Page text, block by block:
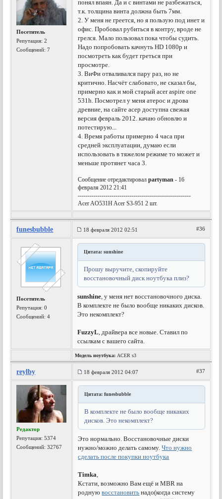
Посетитель
Репутация:2
Сообщений: 7
понял впаян. Да и с винтами не разбежаться,
т.к. толщина винта должна быть 7мм.
2. У меня не греется, но я пользую под инет и
офис. Пробовал рубиться в контру, вроде не
грелся. Мало пользовал пока чтобы судить.
Надо попробовать качнуть HD 1080p и
посмотреть как будет греться при
просмотре.
3. ВиФи отваливался пару раз, но не
критично. Насчёт слабовато, не сказал бы,
примерно как и мой старый acer aspire one
531h. Посмотрел у меня атерос и дрова
древние, на сайте асер доступна свежая
версия февраль 2012. качаю обновлю и
потестирую...
4. Время работы примерно 4 часа при
средней эксплуатации, думаю если
использовать в тяжелом режиме то может и
меньше протянет часа 3.
Сообщение отредактировалpartyman - 16
февраля 2012 21:41
---------------------------------------------------------
Acer AO531H Acer S3-951 2 шт.
funesbubble 18 февраля 2012 02:51 #36
Посетитель
Репутация:0
Сообщений: 4
Цитата: sunshine
Прошу выручите, скопируйте
восстановочный диск ноутбука плиз?
sunshine, у меня нет восстановочного диска.
В комплекте не было вообще никаких дисков.
Это некомплект?
FuzzyL, драйвера все новые. Ставил по
ссылкам с вашего сайта.
Модель ноутбука: ACER s3
reylby 18 февраля 2012 04:07 #37
Редактор
Репутация:5374
Сообщений: 32767
Цитата: funesbubble
В комплекте не было вообще никаких
дисков. Это некомплект?
Это нормально. Восстановочные диски
нужно/можно делать самому.Что нужно
сделать после покупки ноутбука
Timka,
Кстати, возможно Вам ещё и MBR на
роднуювосстановить надо(когда систему